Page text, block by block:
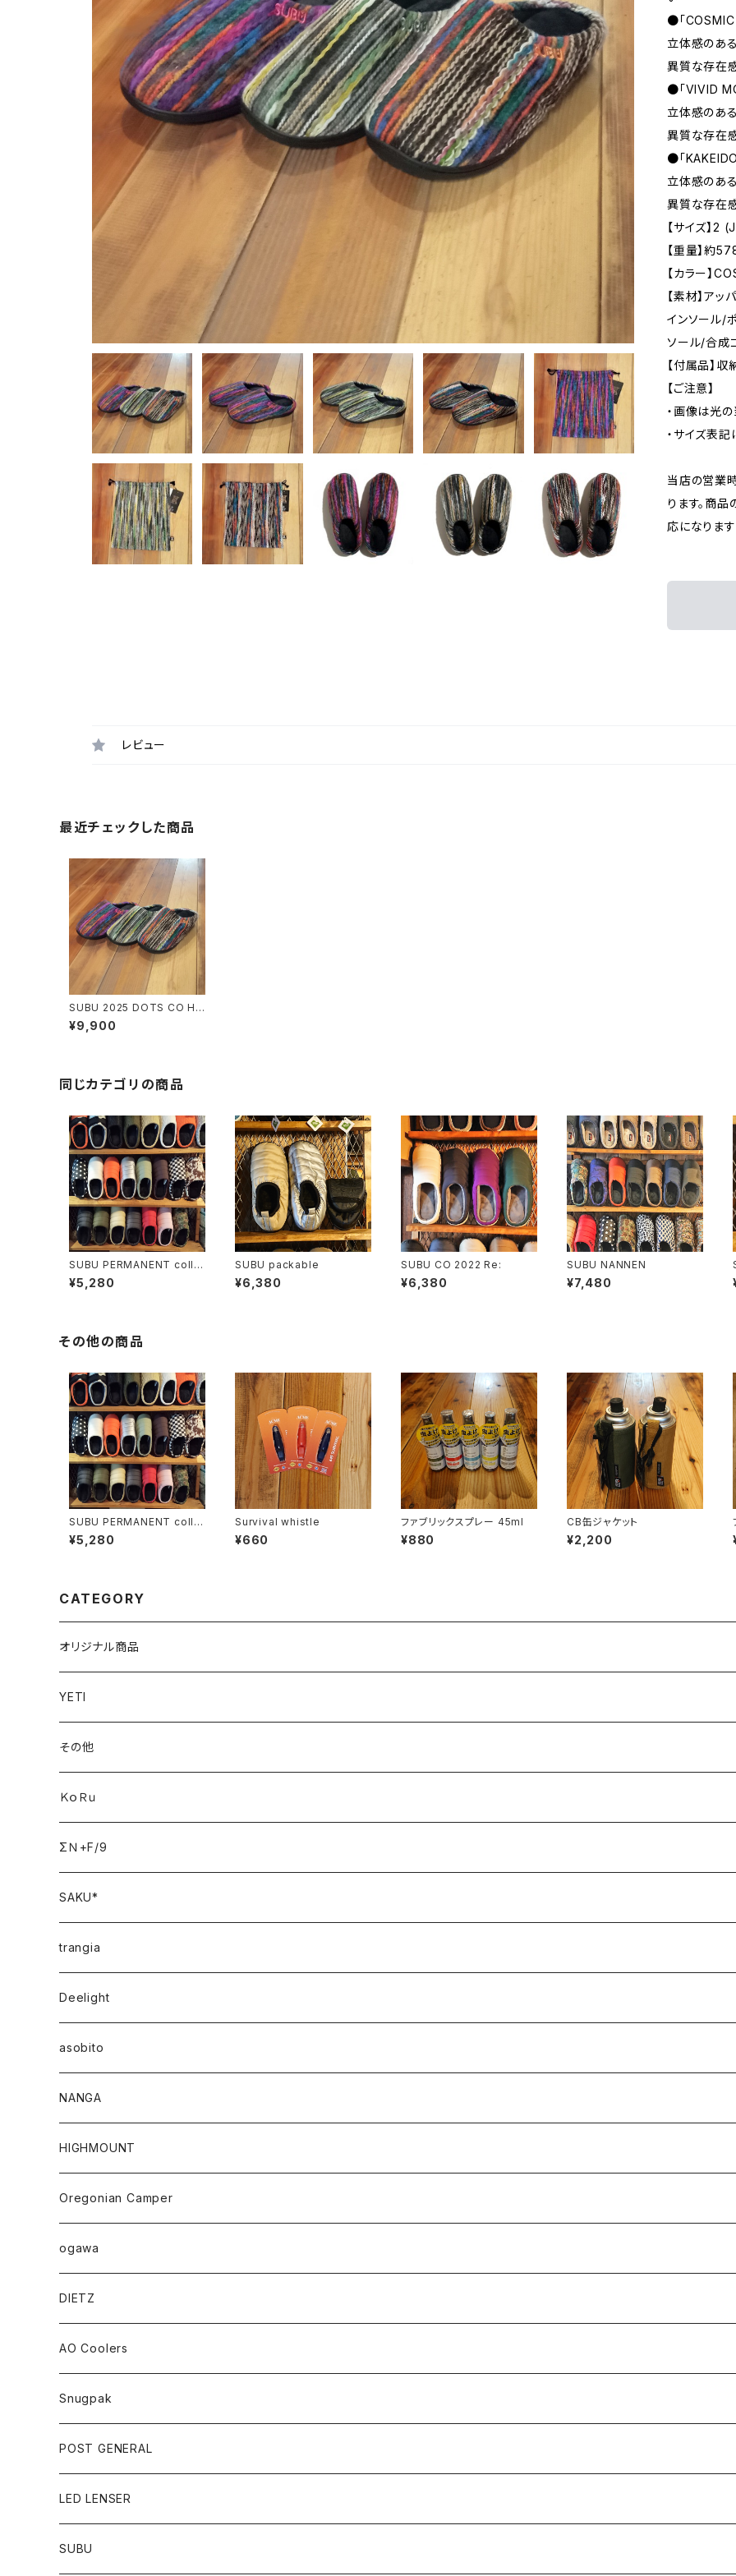
●「
立体感のあ
異質な存在
●「VIVID
立体感のあ
異質な存在
●「
立体感のあ
異質な存在
【サイズ】
【重量】約
【カラー】
【素材】ア
インソール/
ソール/合成
【付属品】収
【ご注意】
・画像は光
・サイズ表
当店の営業
ります。商
応になりま
レビュー
最近チェックした商品
SUBU 2025 DOTS CO HO
RROR
¥9,900
同じカテゴリの商品
SUBU PERMANENT colle
ction
¥5,280
SUBU packable
¥6,380
SUBU CO 2022 Re:
¥6,380
SUBU NANNEN
¥7,480
その他の商品
SUBU PERMANENT colle
ction
¥5,280
Survival whistle
¥660
ファブリックスプレー 45ml
¥880
CB缶ジャケット
¥2,200
CATEGORY
オリジナル商品
YETI
その他
ＫｏＲｕ
ΣＮ+F/9
SAKU*
trangia
Deelight
asobito
NANGA
HIGHMOUNT
Oregonian Camper
ogawa
DIETZ
AO Coolers
Snugpak
POST GENERAL
LED LENSER
SUBU